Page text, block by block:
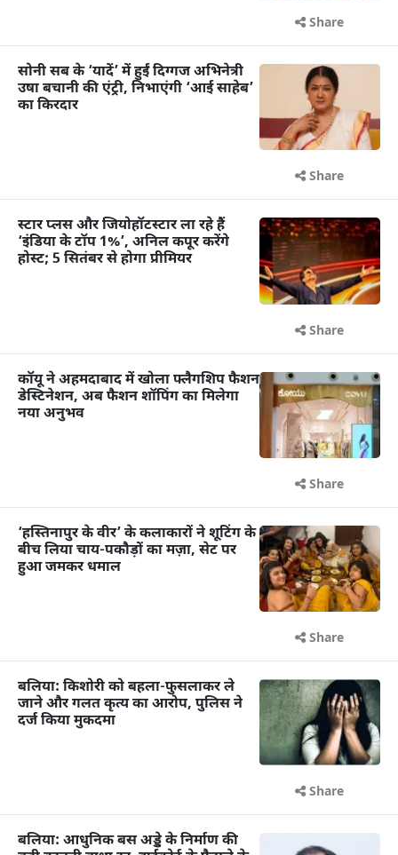
Share
सोनी सब के ‘यादें’ में हुईं दिग्गज अभिनेत्री
उषा बचानी की एंट्री, निभाएंगी ‘आई साहेब’
का किरदार
Share
स्टार प्लस और जियोहॉटस्टार ला रहे हैं
‘इंडिया के टॉप 1%’, अनिल कपूर करेंगे
होस्ट; 5 सितंबर से होगा प्रीमियर
Share
कॉयू ने अहमदाबाद में खोला फ्लैगशिप फैशन
डेस्टिनेशन, अब फैशन शॉपिंग का मिलेगा
नया अनुभव
Share
‘हस्तिनापुर के वीर’ के कलाकारों ने शूटिंग के
बीच लिया चाय-पकौड़ों का मज़ा, सेट पर
हुआ जमकर धमाल
Share
बलिया: किशोरी को बहला-फुसलाकर ले
जाने और गलत कृत्य का आरोप, पुलिस ने
दर्ज किया मुकदमा
Share
बलिया: आधुनिक बस अड्डे के निर्माण की